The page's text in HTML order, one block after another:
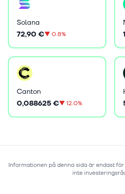
Solana
72,90 €▼0.8%
Canton
0,088625 €▼12.0%
Informationen på denna sida är endast
inte